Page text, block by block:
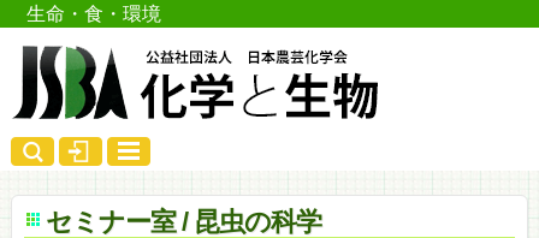
生命・食・環境
セミナー室 / 昆虫の科学